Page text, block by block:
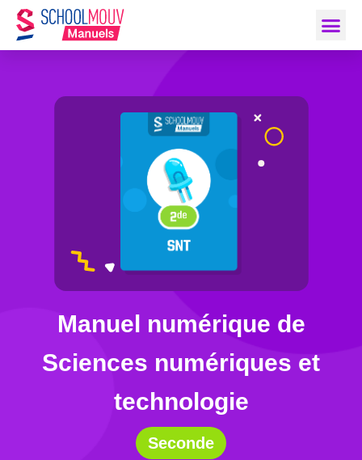
Manuel numérique de
Sciences numériques et
technologie
Seconde